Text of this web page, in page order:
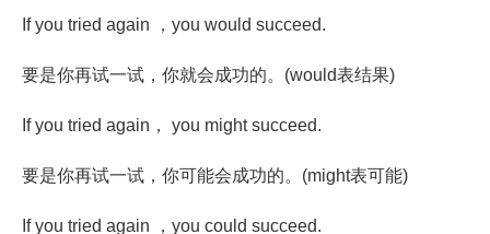
If you tried again ，you would succeed.
要是你再试一试，你就会成功的。(would表结果)
If you tried again， you might succeed.
要是你再试一试，你可能会成功的。(might表可能)
If you tried again ，you could succeed.